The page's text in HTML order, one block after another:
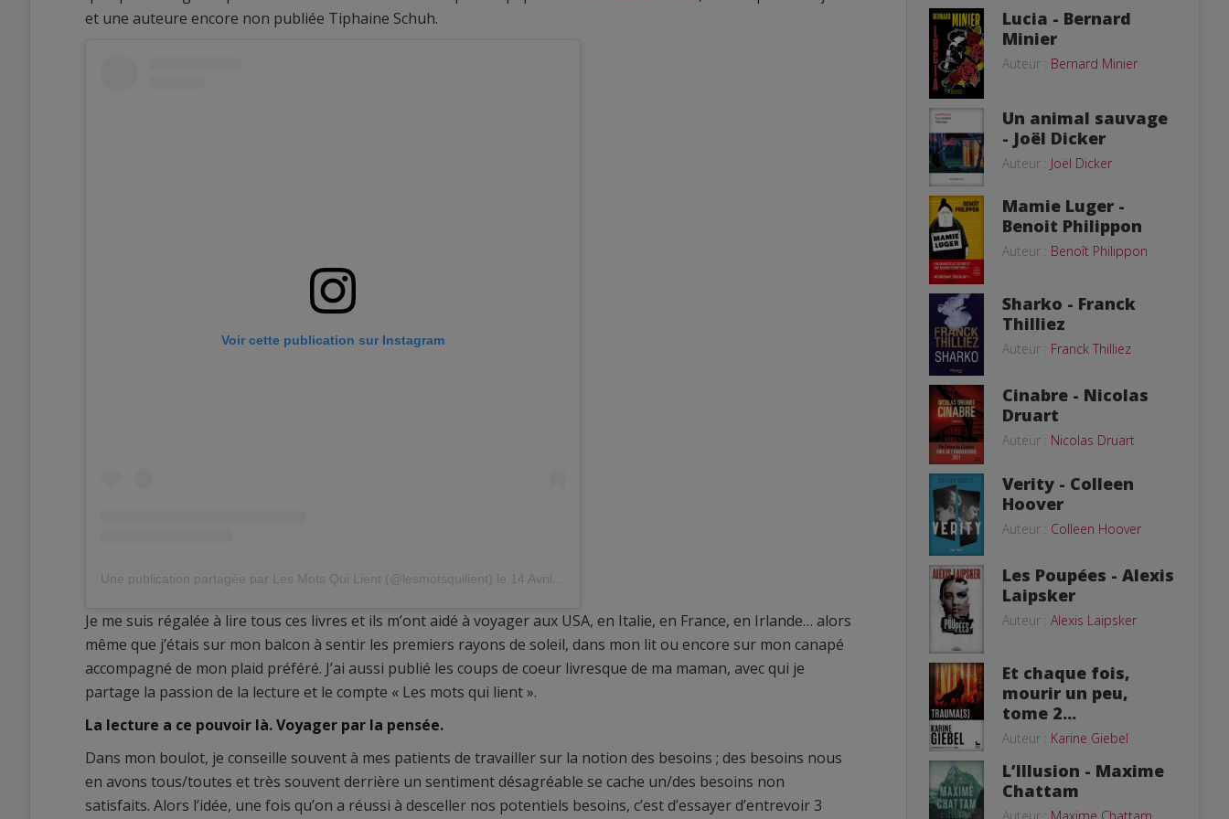
et une auteure encore non publiée Tiphaine Schuh.
Voir cette publication sur Instagram
Une publication partagée par Les Mots Qui Lient (@lesmotsquilient) le 14 Avril 2020 à 8 :29 PDT
Je me suis régalée à lire tous ces livres et ils m’ont aidé à voyager aux USA, en Italie, en France, en Irlande… alors
même que j’étais sur mon balcon à sentir les premiers rayons de soleil, dans mon lit ou encore sur mon canapé
accompagné de mon plaid préféré. J’ai aussi publié les coups de coeur livresque de ma maman, avec qui je
partage la passion de la lecture et le compte « Les mots qui lient ».
La lecture a ce pouvoir là. Voyager par la pensée.
Dans mon boulot, je conseille souvent à mes patients de travailler sur la notion des besoins ; des besoins nous
en avons tous/toutes et très souvent derrière un sentiment désagréable se cache un/des besoins non
satisfaits. Alors l’idée, une fois qu’on a réussi à desceller nos potentiels besoins, c’est d’essayer d’entrevoir 3
Lucia - Bernard
Minier
Auteur : Bernard Minier
Un animal sauvage
- Joël Dicker
Auteur : Joël Dicker
Mamie Luger -
Benoit Philippon
Auteur : Benoît Philippon
Sharko - Franck
Thilliez
Auteur : Franck Thilliez
Cinabre - Nicolas
Druart
Auteur : Nicolas Druart
Verity - Colleen
Hoover
Auteur : Colleen Hoover
Les Poupées - Alexis
Laipsker
Auteur : Alexis Laipsker
Et chaque fois,
mourir un peu,
tome 2...
Auteur : Karine Giebel
L’Illusion - Maxime
Chattam